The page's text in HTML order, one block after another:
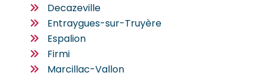
Decazeville
Entraygues-sur-Truyère
Espalion
Firmi
Marcillac-Vallon